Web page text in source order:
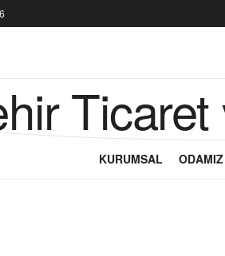
KURUMSAL ODAMIZ